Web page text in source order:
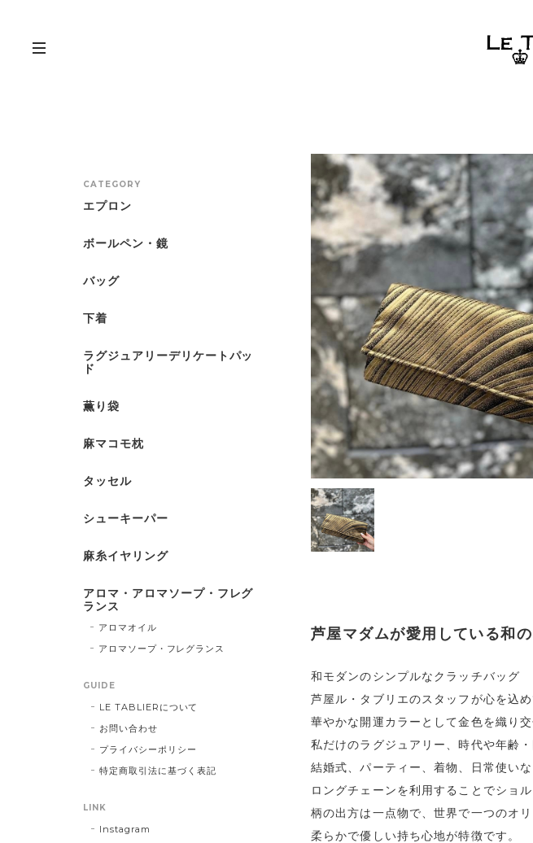
芦屋マダムが愛用している和
和モダンのシンプルなクラッチバッグ
芦屋ル・タブリエのスタッフが心を込め
華やかな開運カラーとして金色を織り交
私だけのラグジュアリー、時代や年齢
結婚式、パーティー、着物、日常使い
ロングチェーンを利用することでショ
柄の出方は一点物で、世界で一つのオリ
柔らかで優しい持ち心地が特徴です。
CATEGORY
エプロン
ボールペン・鏡
バッグ
下着
ラグジュアリーデリケートパッ
ド
薫り袋
麻マコモ枕
タッセル
シューキーパー
麻糸イヤリング
アロマ・アロマソープ・フレグ
ランス
アロマオイル
アロマソープ・フレグランス
GUIDE
LE TABLIERについて
お問い合わせ
プライバシーポリシー
特定商取引法に基づく表記
LINK
Instagram